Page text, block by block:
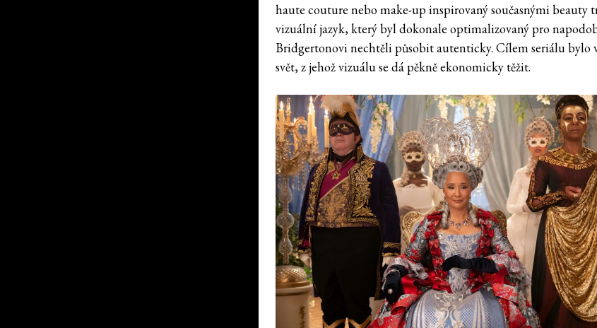
haute couture nebo make-up inspirovaný současnými beauty
vizuální jazyk, který byl dokonale optimalizovaný pro
Bridgertonovi nechtěli působit autenticky. Cílem seriálu bylo
svět, z jehož vizuálu se dá pěkně ekonomicky těžit.